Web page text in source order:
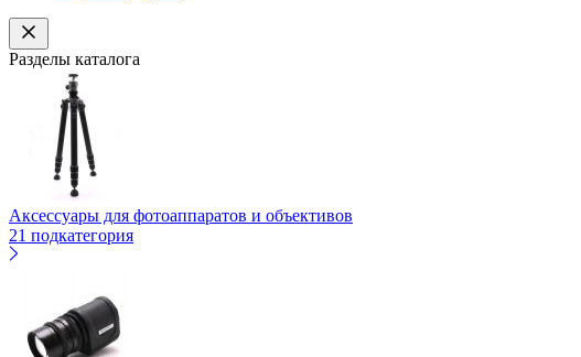
Разделы каталога
Аксессуары для фотоаппаратов и объективов
21 подкатегория